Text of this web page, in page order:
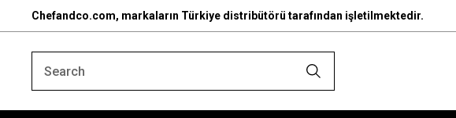
Chefandco.com, markaların Türkiye distribütörü tarafından işletilmektedir.